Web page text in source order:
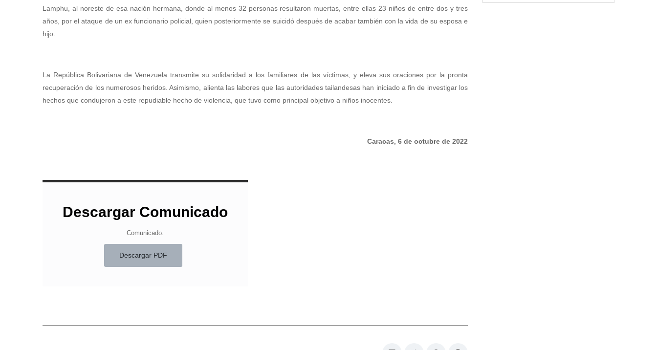
Lamphu, al noreste de esa nación hermana, donde al menos 32 personas resultaron muertas, entre ellas 23 niños de entre dos y tres
años, por el ataque de un ex funcionario policial, quien posteriormente se suicidó después de acabar también con la vida de su esposa e
hijo.
La República Bolivariana de Venezuela transmite su solidaridad a los familiares de las víctimas, y eleva sus oraciones por la pronta
recuperación de los numerosos heridos. Asimismo, alienta las labores que las autoridades tailandesas han iniciado a fin de investigar los
hechos que condujeron a este repudiable hecho de violencia, que tuvo como principal objetivo a niños inocentes.
Caracas, 6 de octubre de 2022
Descargar Comunicado
Comunicado.
Descargar PDF